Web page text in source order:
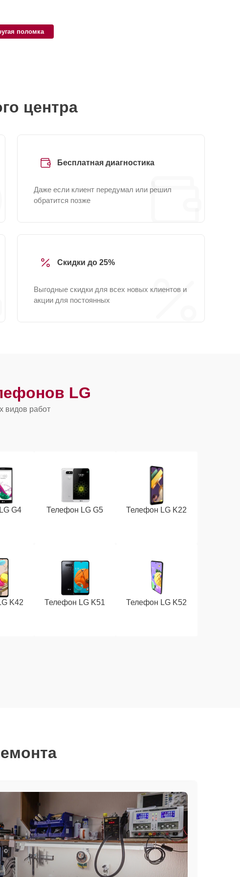
поломка
центра
Бесплатная диагностика
Даже если клиент передумал или решил
обратится позже
Скидки до 25%
Выгодные скидки для всех новых клиентов и
акции для постоянных
LG
видов работ
G4 Телефон LG G5 Телефон LG K22
K42 Телефон LG K51 Телефон LG K52